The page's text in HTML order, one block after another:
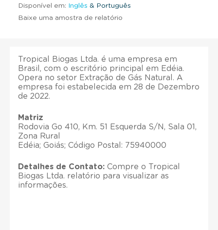
Disponível em: Inglês & Português
Baixe uma amostra de relatório
Tropical Biogas Ltda. é uma empresa em
Brasil, com o escritório principal em Edéia.
Opera no setor Extração de Gás Natural. A
empresa foi estabelecida em 28 de Dezembro
de 2022.
Matriz
Rodovia Go 410, Km. 51 Esquerda S/N, Sala 01,
Zona Rural
Edéia; Goiás; Código Postal: 75940000
Detalhes de Contato: Compre o Tropical
Biogas Ltda. relatório para visualizar as
informações.